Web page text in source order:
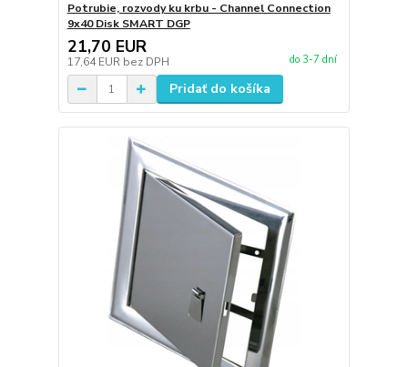
Potrubie, rozvody ku krbu - Channel Connection
9x40 Disk SMART DGP
21,70 EUR
17,64 EUR bez DPH do 3-7 dní
Pridať do košíka